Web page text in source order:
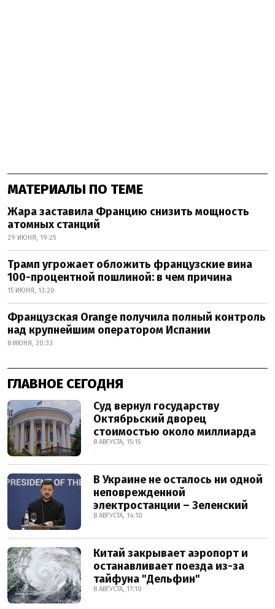
МАТЕРИАЛЫ ПО ТЕМЕ
Жара заставила Францию снизить мощность
атомных станций
29 ИЮНЯ, 19:25
Трамп угрожает обложить французские вина
100-процентной пошлиной: в чем причина
15 ИЮНЯ, 13:20
Французская Orange получила полный контроль
над крупнейшим оператором Испании
8 ИЮНЯ, 20:33
ГЛАВНОЕ СЕГОДНЯ
Суд вернул государству
Октябрьский дворец
стоимостью около миллиарда
8 АВГУСТА, 15:15
В Украине не осталось ни одной
неповрежденной
электростанции – Зеленский
8 АВГУСТА, 14:10
Китай закрывает аэропорт и
останавливает поезда из-за
тайфуна "Дельфин"
8 АВГУСТА, 17:10